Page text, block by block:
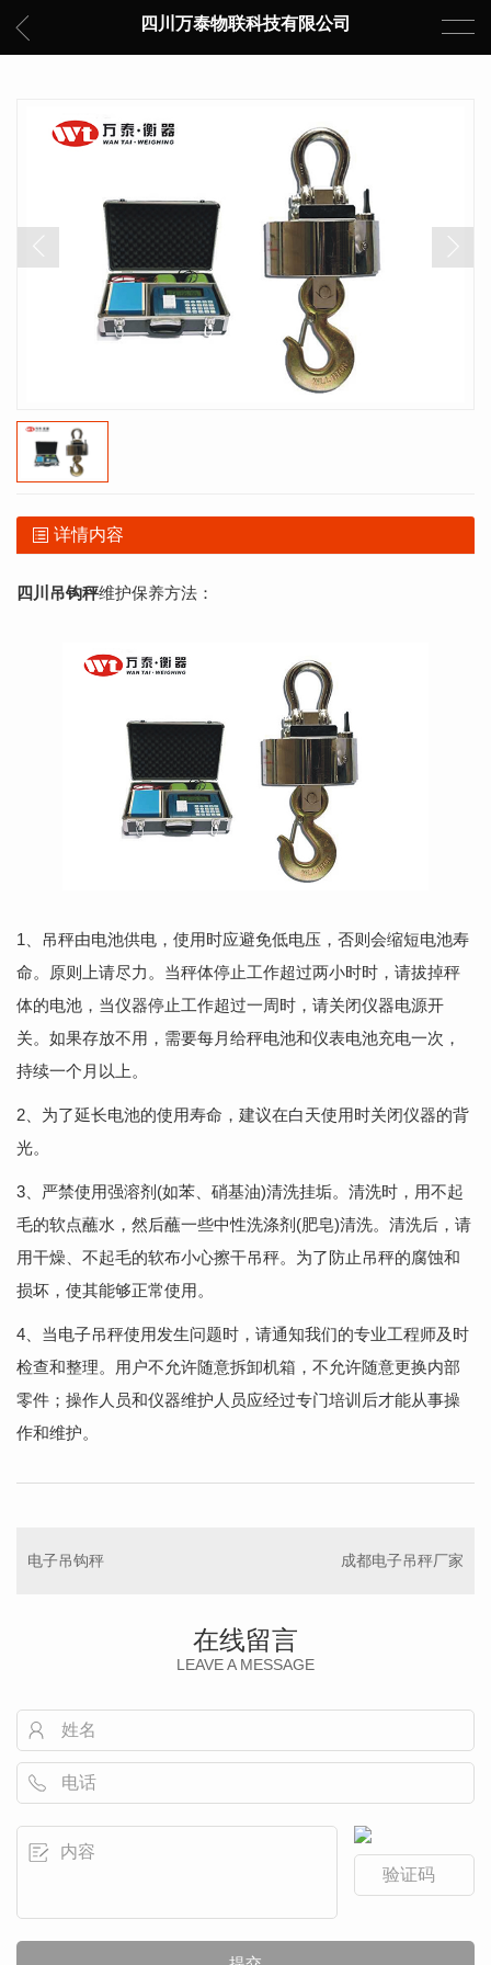
四川万泰物联科技有限公司
详情内容
四川吊钩秤维护保养方法：
1、吊秤由电池供电，使用时应避免低电压，否则会缩短电池寿
命。原则上请尽力。当秤体停止工作超过两小时时，请拔掉秤
体的电池，当仪器停止工作超过一周时，请关闭仪器电源开
关。如果存放不用，需要每月给秤电池和仪表电池充电一次，
持续一个月以上。
2、为了延长电池的使用寿命，建议在白天使用时关闭仪器的背
光。
3、严禁使用强溶剂(如苯、硝基油)清洗挂垢。清洗时，用不起
毛的软点蘸水，然后蘸一些中性洗涤剂(肥皂)清洗。清洗后，请
用干燥、不起毛的软布小心擦干吊秤。为了防止吊秤的腐蚀和
损坏，使其能够正常使用。
4、当电子吊秤使用发生问题时，请通知我们的专业工程师及时
检查和整理。用户不允许随意拆卸机箱，不允许随意更换内部
零件；操作人员和仪器维护人员应经过专门培训后才能从事操
作和维护。
电子吊钩秤 成都电子吊秤厂家
在线留言
LEAVE A MESSAGE